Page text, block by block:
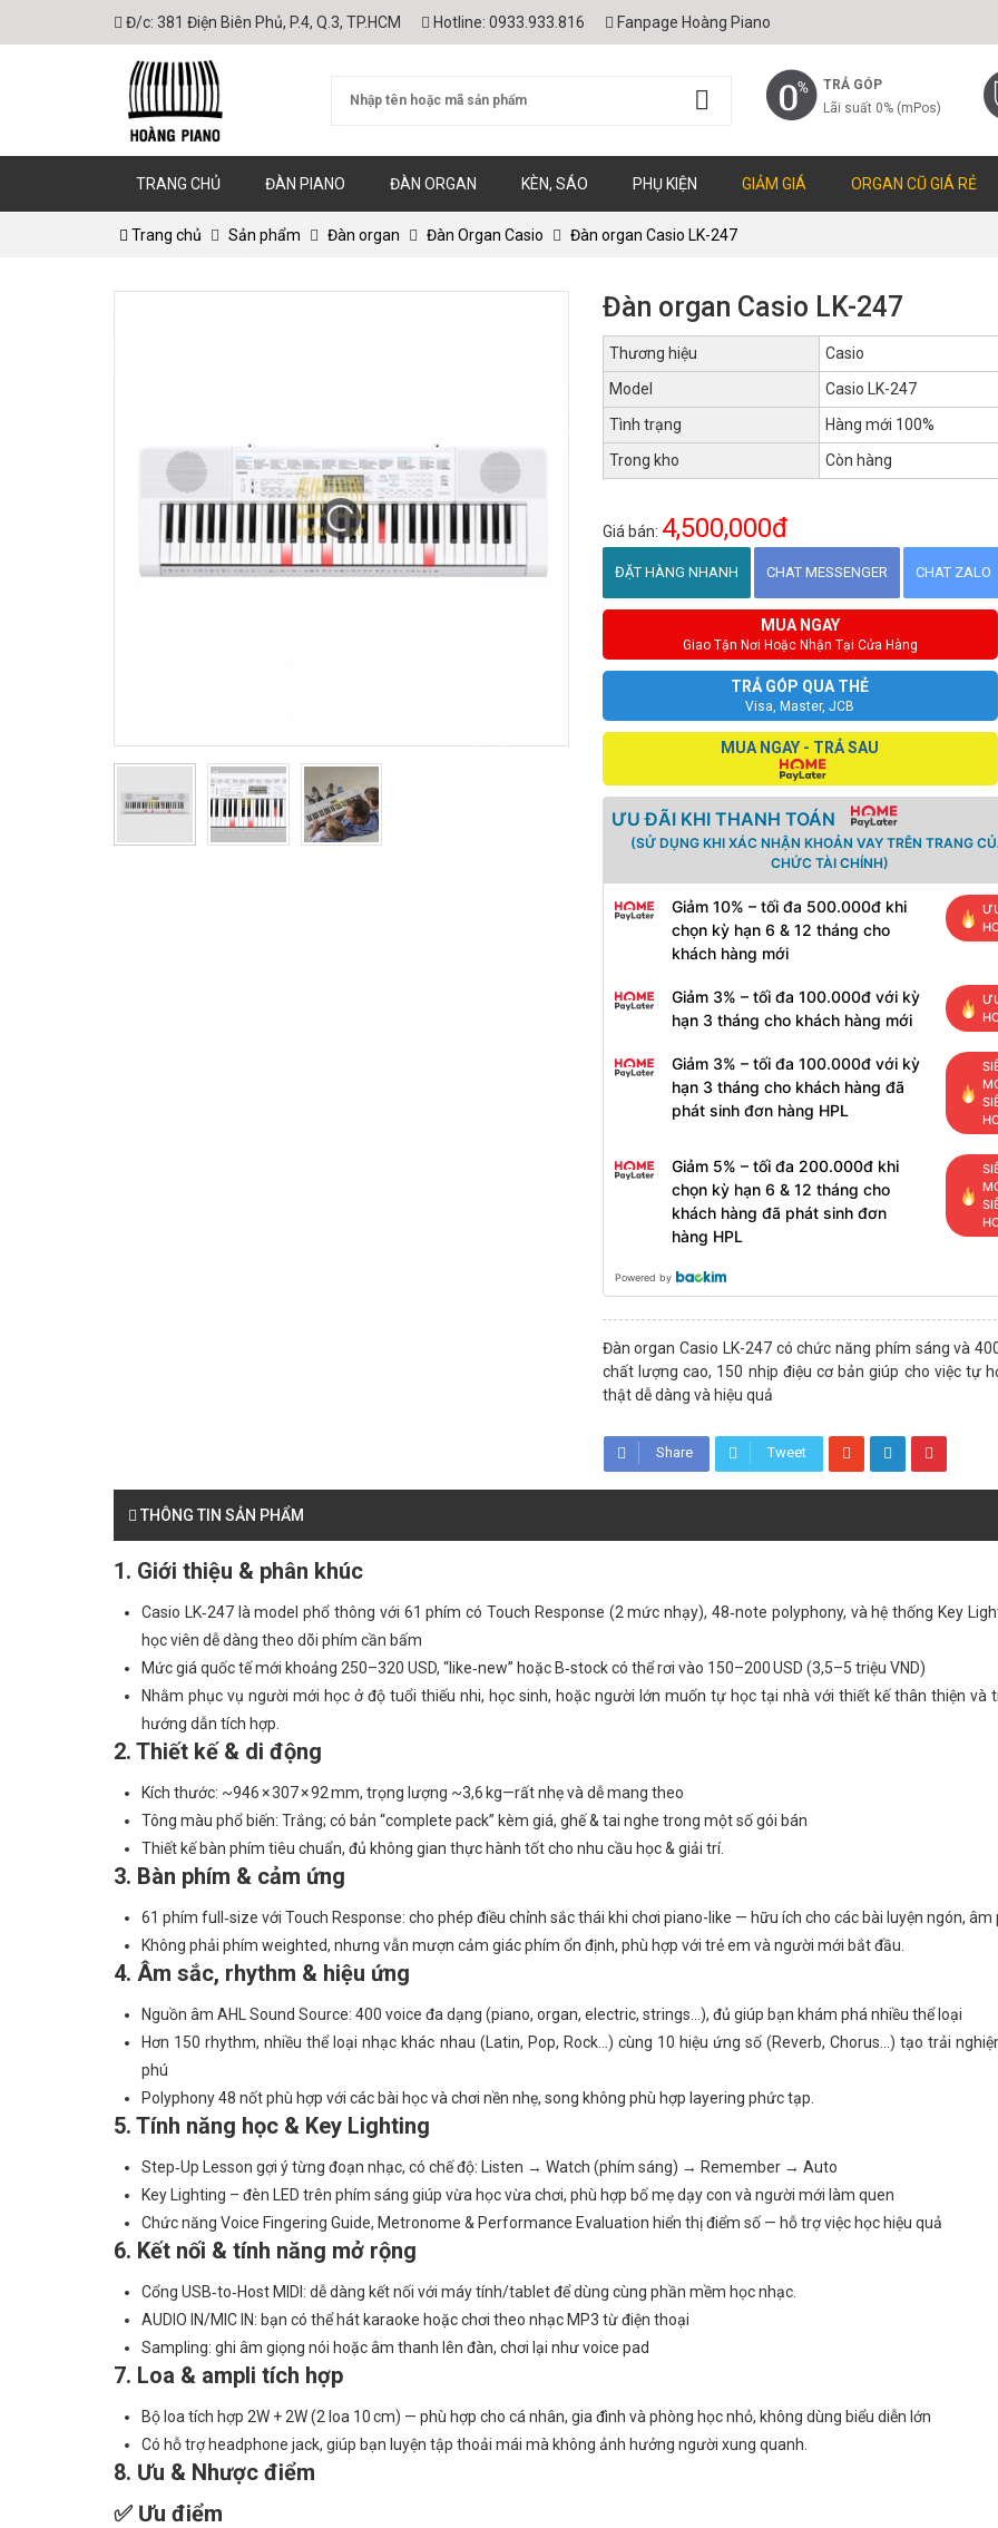
Đ/c: 381 Điện Biên Phủ, P.4, Q.3, TP.HCM Hotline: 0933.933.816 Fanpage Hoàng Piano
TRẢ GÓP
Lãi suất 0% (mPos)
TRANG CHỦ ĐÀN PIANO ĐÀN ORGAN KÈN, SÁO PHỤ KIỆN GIẢM GIÁ ORGAN CŨ GIÁ RẺ
Trang chủ Sản phẩm Đàn organ Đàn Organ Casio Đàn organ Casio LK-247
Đàn organ Casio LK-247
Thương hiệu
Casio
Model
Casio LK-247
Tình trạng
Hàng mới 100%
Trong kho
Còn hàng
Giá bán: 4,500,000đ
ĐẶT HÀNG NHANH CHAT MESSENGER CHAT ZALO
MUA NGAY
Giao Tận Nơi Hoặc Nhận Tại Cửa Hàng
TRẢ GÓP QUA THẺ
Visa, Master, JCB
MUA NGAY - TRẢ SAU
ƯU ĐÃI KHI THANH TOÁN
(SỬ DỤNG KHI XÁC NHẬN KHOẢN VAY TRÊN TRANG
CHỨC TÀI CHÍNH)
Giảm 10% – tối đa 500.000đ khi
chọn kỳ hạn 6 & 12 tháng cho
khách hàng mới
Giảm 3% – tối đa 100.000đ với kỳ
hạn 3 tháng cho khách hàng mới
Giảm 3% – tối đa 100.000đ với kỳ
hạn 3 tháng cho khách hàng đã
phát sinh đơn hàng HPL
Giảm 5% – tối đa 200.000đ khi
chọn kỳ hạn 6 & 12 tháng cho
khách hàng đã phát sinh đơn
hàng HPL
Powered by
Đàn organ Casio LK-247 có chức năng phím sáng và
chất lượng cao, 150 nhịp điệu cơ bản giúp cho việc tự
thật dễ dàng và hiệu quả
Share Tweet
THÔNG TIN SẢN PHẨM
1. Giới thiệu & phân khúc
Casio LK‑247 là model phổ thông với 61 phím có Touch Response (2 mức nhạy), 48‑note polyphony, và hệ thống Key
học viên dễ dàng theo dõi phím cần bấm
Mức giá quốc tế mới khoảng 250–320 USD, “like‑new” hoặc B‑stock có thể rơi vào 150–200 USD (3,5–5 triệu VND)
Nhằm phục vụ người mới học ở độ tuổi thiếu nhi, học sinh, hoặc người lớn muốn tự học tại nhà với thiết kế thân thiện và
hướng dẫn tích hợp.
2. Thiết kế & di động
Kích thước: ~946 × 307 × 92 mm, trọng lượng ~3,6 kg—rất nhẹ và dễ mang theo
Tông màu phổ biến: Trắng; có bản “complete pack” kèm giá, ghế & tai nghe trong một số gói bán
Thiết kế bàn phím tiêu chuẩn, đủ không gian thực hành tốt cho nhu cầu học & giải trí.
3. Bàn phím & cảm ứng
61 phím full‑size với Touch Response: cho phép điều chỉnh sắc thái khi chơi piano-like — hữu ích cho các bài luyện ngón, âm
Không phải phím weighted, nhưng vẫn mượn cảm giác phím ổn định, phù hợp với trẻ em và người mới bắt đầu.
4. Âm sắc, rhythm & hiệu ứng
Nguồn âm AHL Sound Source: 400 voice đa dạng (piano, organ, electric, strings…), đủ giúp bạn khám phá nhiều thể loại
Hơn 150 rhythm, nhiều thể loại nhạc khác nhau (Latin, Pop, Rock…) cùng 10 hiệu ứng số (Reverb, Chorus…) tạo trải
phú
Polyphony 48 nốt phù hợp với các bài học và chơi nền nhẹ, song không phù hợp layering phức tạp.
5. Tính năng học & Key Lighting
Step‑Up Lesson gợi ý từng đoạn nhạc, có chế độ: Listen → Watch (phím sáng) → Remember → Auto
Key Lighting – đèn LED trên phím sáng giúp vừa học vừa chơi, phù hợp bố mẹ dạy con và người mới làm quen
Chức năng Voice Fingering Guide, Metronome & Performance Evaluation hiển thị điểm số — hỗ trợ việc học hiệu quả
6. Kết nối & tính năng mở rộng
Cổng USB‑to‑Host MIDI: dễ dàng kết nối với máy tính/tablet để dùng cùng phần mềm học nhạc.
AUDIO IN/MIC IN: bạn có thể hát karaoke hoặc chơi theo nhạc MP3 từ điện thoại
Sampling: ghi âm giọng nói hoặc âm thanh lên đàn, chơi lại như voice pad
7. Loa & ampli tích hợp
Bộ loa tích hợp 2W + 2W (2 loa 10 cm) — phù hợp cho cá nhân, gia đình và phòng học nhỏ, không dùng biểu diễn lớn
Có hỗ trợ headphone jack, giúp bạn luyện tập thoải mái mà không ảnh hưởng người xung quanh.
8. Ưu & Nhược điểm
✅ Ưu điểm